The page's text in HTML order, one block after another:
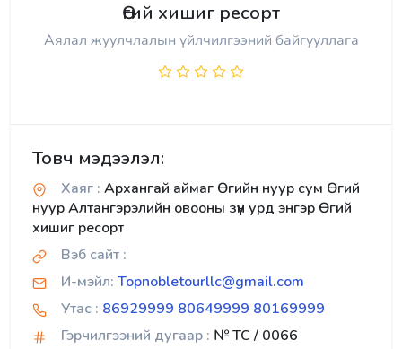
Өгий хишиг ресорт
Аялал жуулчлалын үйлчилгээний байгууллага
Товч мэдээлэл:
Хаяг : Архангай аймаг Өгийн нуур сум Өгий
нуур Алтангэрэлийн овооны зүүн урд энгэр Өгий
хишиг ресорт
Вэб сайт :
И-мэйл: Topnobletourllc@gmail.com
Утас : 86929999 80649999 80169999
Гэрчилгээний дугаар : № TC / 0066